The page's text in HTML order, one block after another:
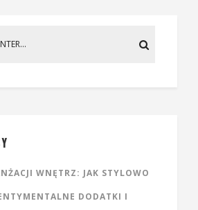
WNĘTRZ: JAK STYLOWO
DODATKI I